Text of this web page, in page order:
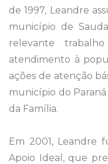
de 1997, Leandre
município de
relevante
atendimento à
ações de atenção
município do
da Família.
Em 2001, Leandre
Apoio Ideal, que